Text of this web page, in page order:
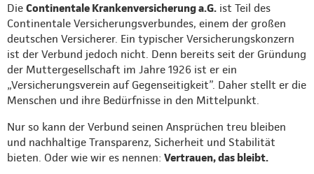
Die Continentale Krankenversicherung a.G. ist Teil des
Continentale Versicherungsverbundes, einem der großen
deutschen Versicherer. Ein typischer Versicherungskonzern
ist der Verbund jedoch nicht. Denn bereits seit der Gründung
der Muttergesellschaft im Jahre 1926 ist er ein
„Versicherungsverein auf Gegenseitigkeit”. Daher stellt er die
Menschen und ihre Bedürfnisse in den Mittelpunkt.
Nur so kann der Verbund seinen Ansprüchen treu bleiben
und nachhaltige Transparenz, Sicherheit und Stabilität
bieten. Oder wie wir es nennen: Vertrauen, das bleibt.